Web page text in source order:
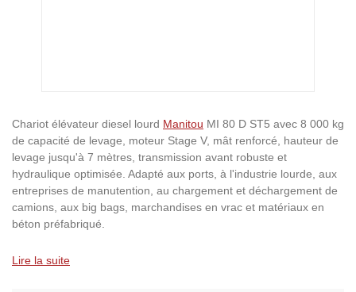
Chariot élévateur diesel lourd Manitou MI 80 D ST5 avec 8 000 kg
de capacité de levage, moteur Stage V, mât renforcé, hauteur de
levage jusqu'à 7 mètres, transmission avant robuste et
hydraulique optimisée. Adapté aux ports, à l'industrie lourde, aux
entreprises de manutention, au chargement et déchargement de
camions, aux big bags, marchandises en vrac et matériaux en
béton préfabriqué.
Lire la suite